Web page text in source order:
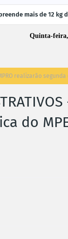
mais de 12
Quinta-feira,
MPRO realizarão
do